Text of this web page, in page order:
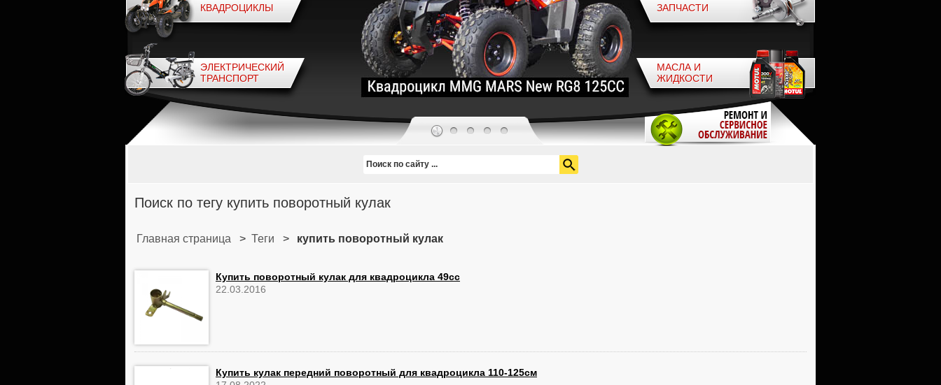
КВАДРОЦИКЛЫ ЗАПЧАСТИ
ЭЛЕКТРИЧЕСКИЙ
ТРАНСПОРТ
МАСЛА И
ЖИДКОСТИ
Поиск по тегу купить поворотный кулак
Главная страница > Теги > купить поворотный кулак
Купить поворотный кулак для квадроцикла 49cc
22.03.2016
Купить кулак передний поворотный для квадроцикла 110-125см